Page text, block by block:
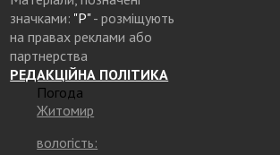
значками: "Р"- розміщують
на правах реклами або
партнерства
РЕДАКЦІЙНА ПОЛІТИКА
Погода
Житомир
вологість: